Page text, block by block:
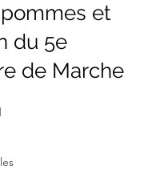
et
du 5e
de Marche